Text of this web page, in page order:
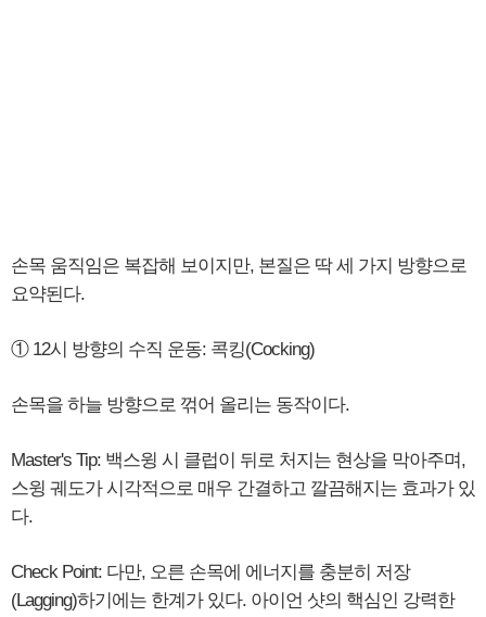
손목 움직임은 복잡해 보이지만, 본질은 딱 세 가지 방향으로
요약된다.
① 12시 방향의 수직 운동: 콕킹(Cocking)
손목을 하늘 방향으로 꺾어 올리는 동작이다.
Master's Tip: 백스윙 시 클럽이 뒤로 처지는 현상을 막아주며,
스윙 궤도가 시각적으로 매우 간결하고 깔끔해지는 효과가 있
다.
Check Point: 다만, 오른 손목에 에너지를 충분히 저장
(Lagging)하기에는 한계가 있다. 아이언 샷의 핵심인 강력한